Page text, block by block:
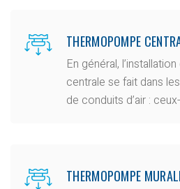
THERMOPOMPE
En général,
centrale se fait dans
de conduits d’air :
THERMOPOMPE